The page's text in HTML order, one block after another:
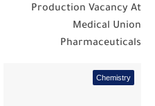
Production Vacancy At
Medical Union
Pharmaceuticals
Chemistry